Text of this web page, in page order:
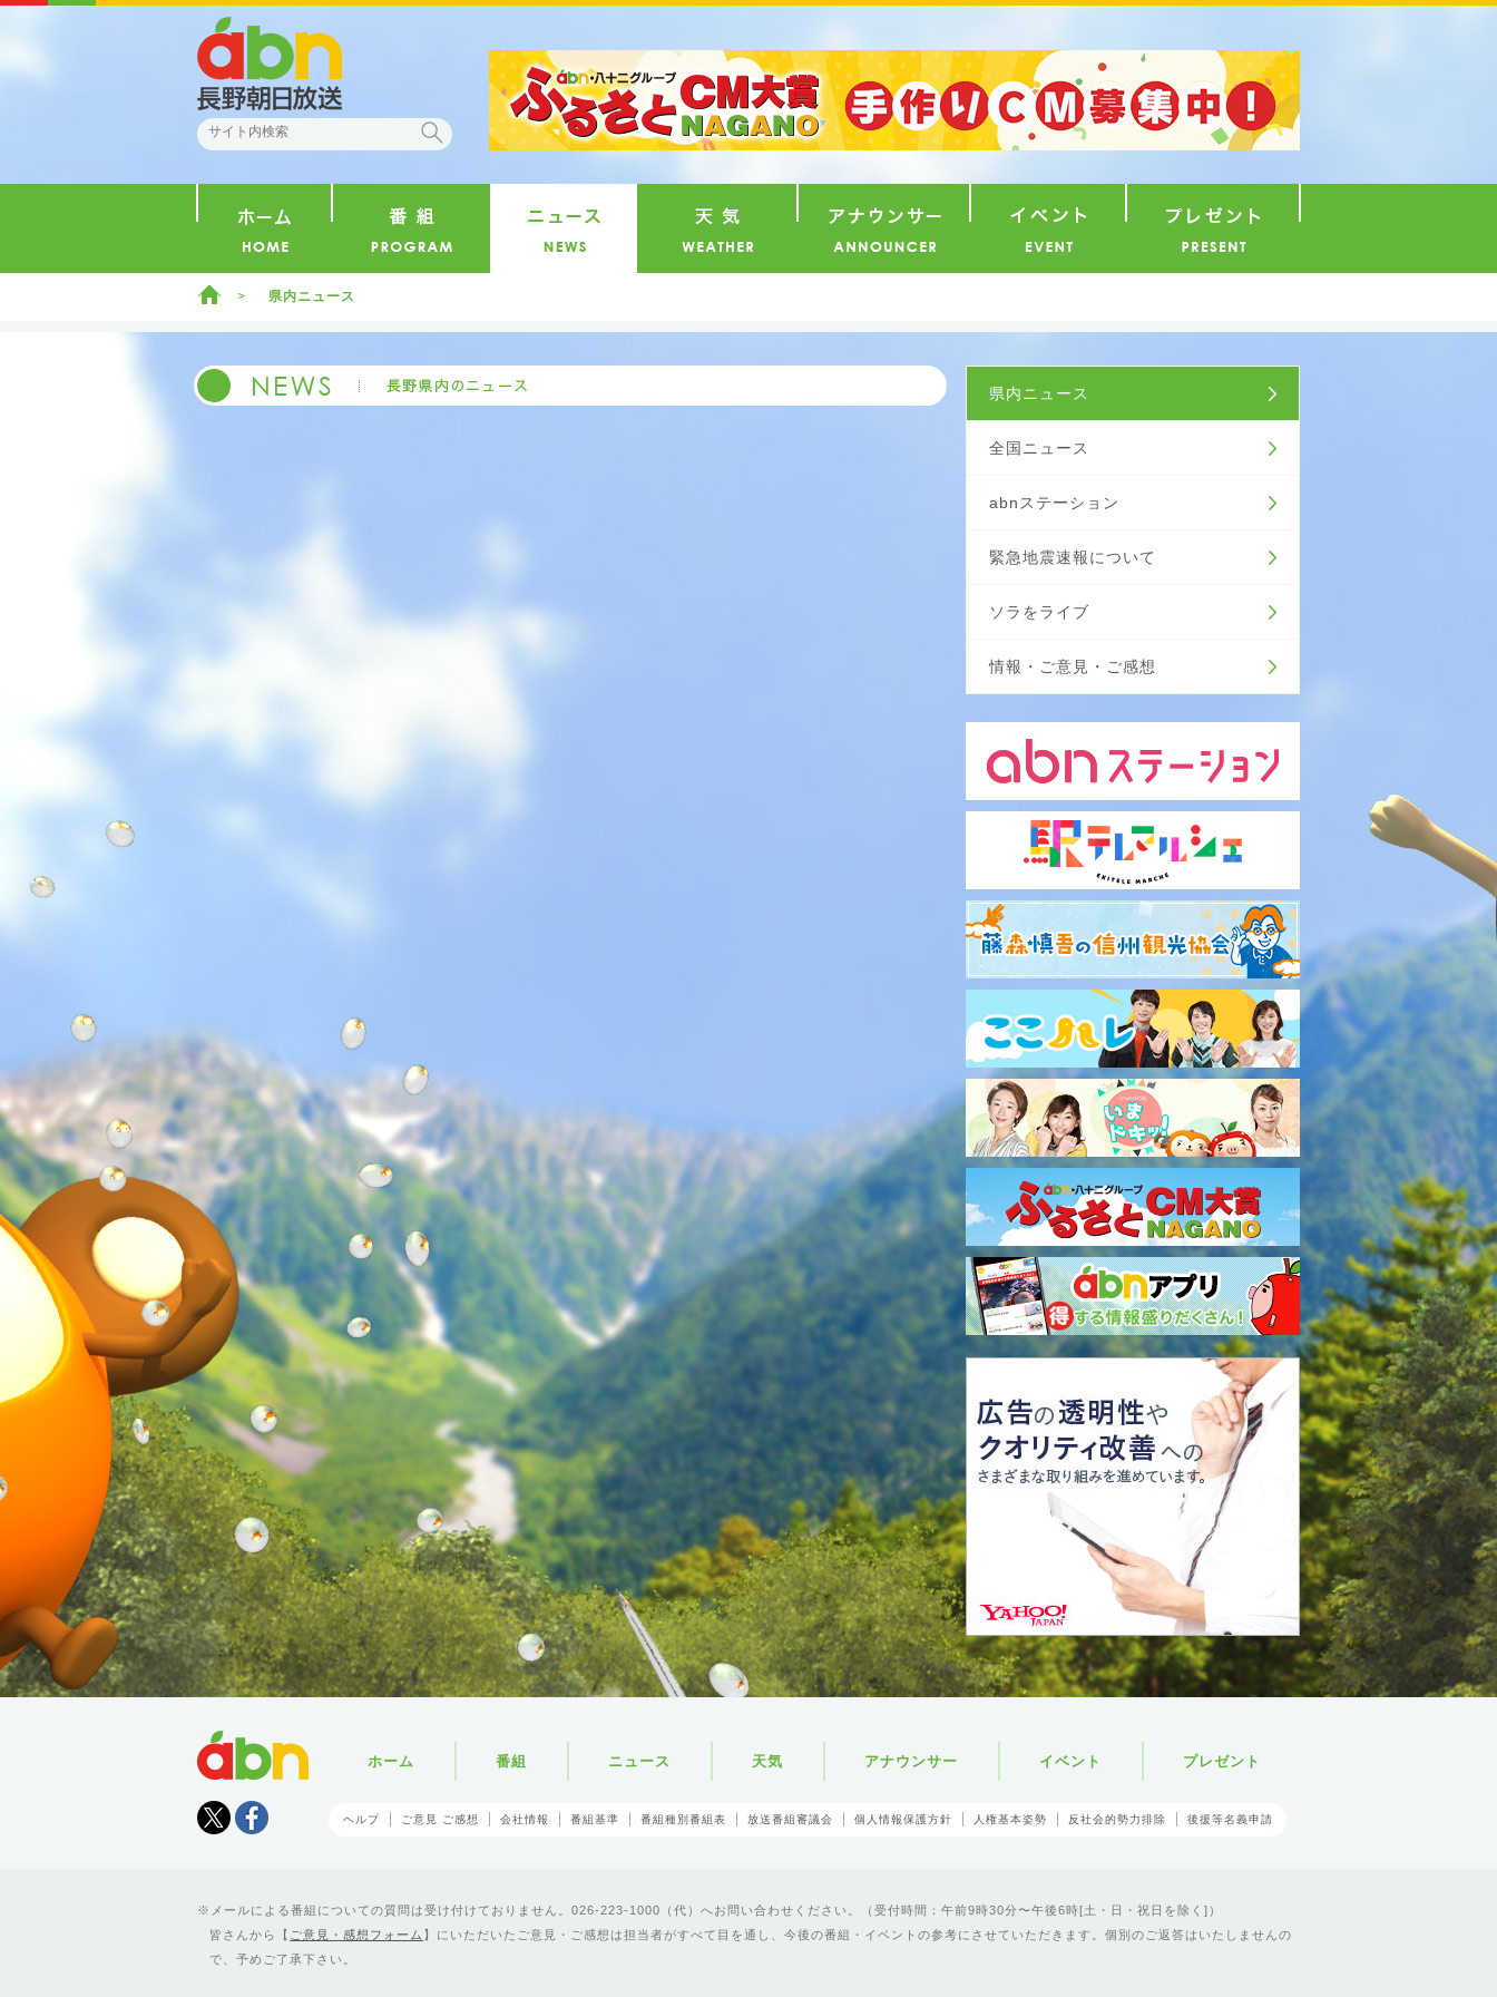
検索
ホーム 県内ニュース
県内ニュース
県内ニュース
全国ニュース
abnステーション
緊急地震速報について
ソラをライブ
情報・ご意見・ご感想
Tweet
ホーム 番組 ニュース 天気 アナウンサー イベント プレゼント
ヘルプ ご意見 ご感想 会社情報 番組基準 番組種別番組表 放送番組審議会 個人情報保護方針 人権基本姿勢 反社会的勢力排除 後援等名義申請
メールによる番組についての質問は受け付けておりません。026-223-1000（代）へお問い合わせください。（受付時間：午前9時30分〜午後6時[土・日・祝日を除く]）
皆さんから【 ご意見・感想フォーム 】にいただいたご意見・ご感想は担当者がすべて目を通し、今後の番組・イベントの参考にさせていただきます。個別のご返答はいたしませんの
で、予めご了承下さい。